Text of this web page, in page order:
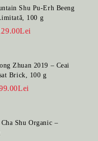
Shu Pu-Erh Beeng
100 g
Zhuan 2019 – Ceai
Brick, 100 g
Shu Organic –